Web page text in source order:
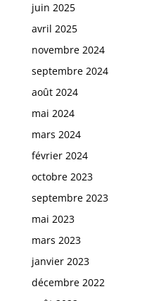
juin 2025
avril 2025
novembre 2024
septembre 2024
août 2024
mai 2024
mars 2024
février 2024
octobre 2023
septembre 2023
mai 2023
mars 2023
janvier 2023
décembre 2022